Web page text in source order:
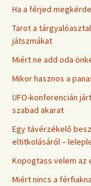
Ha a férjed
Tarot a
játszmákat
Miért ne add oda
Mikor hasznos a
UFO-konferencián
szabad akarat
Egy távérzékelő
eltitkolásáról –
Kopogtass velem az
Miért nincs a